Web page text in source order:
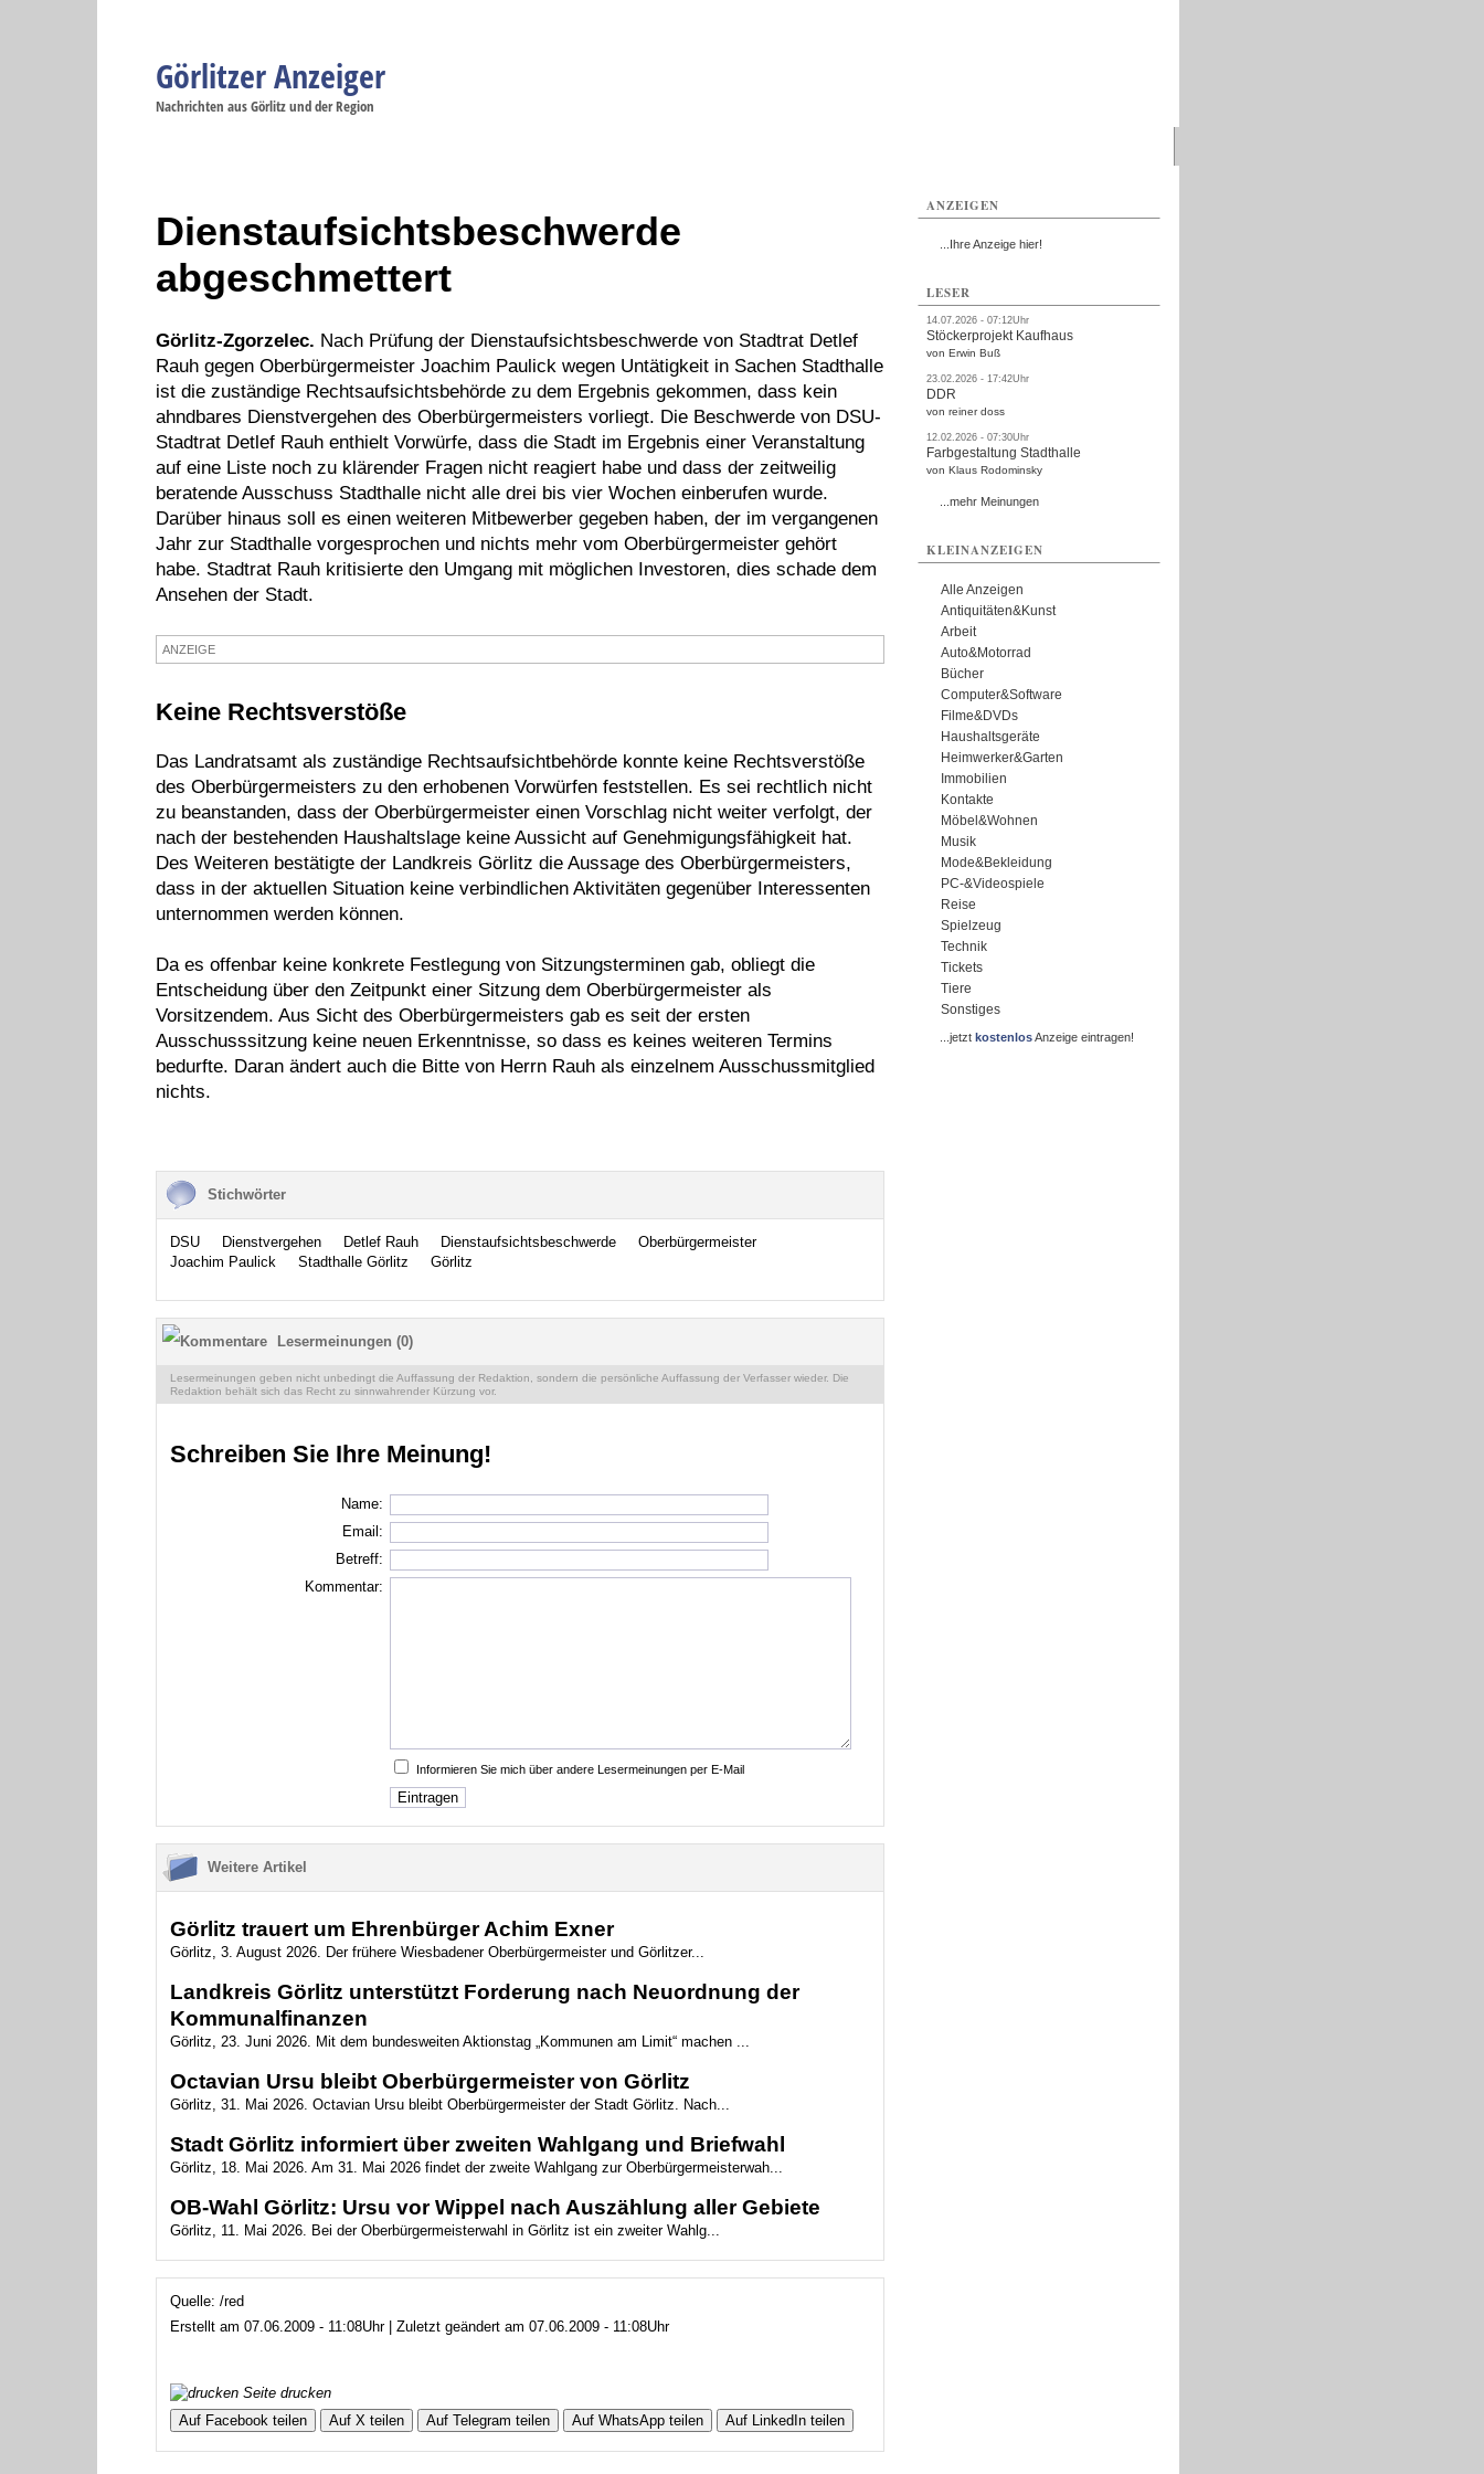
Görlitzer Anzeiger
Nachrichten aus Görlitz und der Region
Dienstaufsichtsbeschwerde
abgeschmettert
Görlitz-Zgorzelec. Nach Prüfung der Dienstaufsichtsbeschwerde von Stadtrat Detlef
Rauh gegen Oberbürgermeister Joachim Paulick wegen Untätigkeit in Sachen Stadthalle
ist die zuständige Rechtsaufsichtsbehörde zu dem Ergebnis gekommen, dass kein
ahndbares Dienstvergehen des Oberbürgermeisters vorliegt. Die Beschwerde von DSU-
Stadtrat Detlef Rauh enthielt Vorwürfe, dass die Stadt im Ergebnis einer Veranstaltung
auf eine Liste noch zu klärender Fragen nicht reagiert habe und dass der zeitweilig
beratende Ausschuss Stadthalle nicht alle drei bis vier Wochen einberufen wurde.
Darüber hinaus soll es einen weiteren Mitbewerber gegeben haben, der im vergangenen
Jahr zur Stadthalle vorgesprochen und nichts mehr vom Oberbürgermeister gehört
habe. Stadtrat Rauh kritisierte den Umgang mit möglichen Investoren, dies schade dem
Ansehen der Stadt.
ANZEIGE
Keine Rechtsverstöße
Das Landratsamt als zuständige Rechtsaufsichtbehörde konnte keine Rechtsverstöße
des Oberbürgermeisters zu den erhobenen Vorwürfen feststellen. Es sei rechtlich nicht
zu beanstanden, dass der Oberbürgermeister einen Vorschlag nicht weiter verfolgt, der
nach der bestehenden Haushaltslage keine Aussicht auf Genehmigungsfähigkeit hat.
Des Weiteren bestätigte der Landkreis Görlitz die Aussage des Oberbürgermeisters,
dass in der aktuellen Situation keine verbindlichen Aktivitäten gegenüber Interessenten
unternommen werden können.
Da es offenbar keine konkrete Festlegung von Sitzungsterminen gab, obliegt die
Entscheidung über den Zeitpunkt einer Sitzung dem Oberbürgermeister als
Vorsitzendem. Aus Sicht des Oberbürgermeisters gab es seit der ersten
Ausschusssitzung keine neuen Erkenntnisse, so dass es keines weiteren Termins
bedurfte. Daran ändert auch die Bitte von Herrn Rauh als einzelnem Ausschussmitglied
nichts.
Stichwörter
DSU Dienstvergehen Detlef Rauh Dienstaufsichtsbeschwerde
Oberbürgermeister
Joachim Paulick
Stadthalle Görlitz Görlitz
Lesermeinungen (0)
Lesermeinungen geben nicht unbedingt die Auffassung der Redaktion, sondern die persönliche Auffassung der Verfasser wieder. Die
Redaktion behält sich das Recht zu sinnwahrender Kürzung vor.
Schreiben Sie Ihre Meinung!
Name:
Email:
Betreff:
Kommentar:
Informieren Sie mich über andere Lesermeinungen per E-Mail
Weitere Artikel
Görlitz trauert um Ehrenbürger Achim Exner
Görlitz, 3. August 2026. Der frühere Wiesbadener Oberbürgermeister und Görlitzer...
Landkreis Görlitz unterstützt Forderung nach Neuordnung der
Kommunalfinanzen
Görlitz, 23. Juni 2026. Mit dem bundesweiten Aktionstag „Kommunen am Limit“ machen ...
Octavian Ursu bleibt Oberbürgermeister von Görlitz
Görlitz, 31. Mai 2026. Octavian Ursu bleibt Oberbürgermeister der Stadt Görlitz. Nach...
Stadt Görlitz informiert über zweiten Wahlgang und Briefwahl
Görlitz, 18. Mai 2026. Am 31. Mai 2026 findet der zweite Wahlgang zur Oberbürgermeisterwah...
OB-Wahl Görlitz: Ursu vor Wippel nach Auszählung aller Gebiete
Görlitz, 11. Mai 2026. Bei der Oberbürgermeisterwahl in Görlitz ist ein zweiter Wahlg...
Quelle: /red
Erstellt am 07.06.2009 - 11:08Uhr | Zuletzt geändert am 07.06.2009 - 11:08Uhr
Seite drucken
Auf Facebook teilen
Auf X teilen Auf Telegram teilen Auf WhatsApp teilen Auf LinkedIn teilen
ANZEIGEN
...Ihre Anzeige hier!
LESER
14.07.2026 - 07:12Uhr
Stöckerprojekt Kaufhaus
von Erwin Buß
23.02.2026 - 17:42Uhr
DDR
von reiner doss
12.02.2026 - 07:30Uhr
Farbgestaltung Stadthalle
von Klaus Rodominsky
...mehr Meinungen
KLEINANZEIGEN
Alle Anzeigen
Antiquitäten&Kunst
Arbeit
Auto&Motorrad
Bücher
Computer&Software
Filme&DVDs
Haushaltsgeräte
Heimwerker&Garten
Immobilien
Kontakte
Möbel&Wohnen
Musik
Mode&Bekleidung
PC-&Videospiele
Reise
Spielzeug
Technik
Tickets
Tiere
Sonstiges
...jetzt kostenlosAnzeige eintragen!